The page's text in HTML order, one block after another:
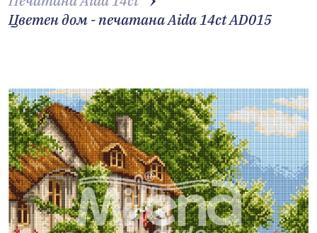
Цветен дом - печатана Aida 14ct AD015